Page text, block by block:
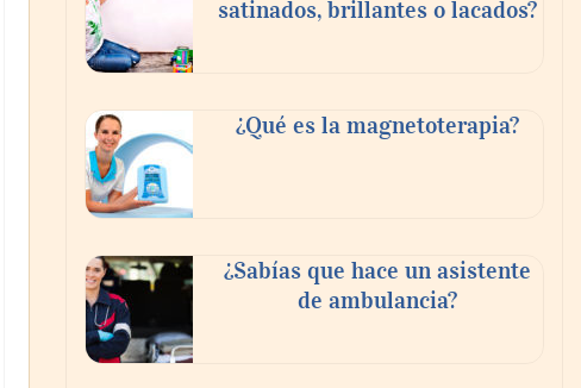
satinados, brillantes o lacados?
¿Qué es la magnetoterapia?
¿Sabías que hace un asistente
de ambulancia?